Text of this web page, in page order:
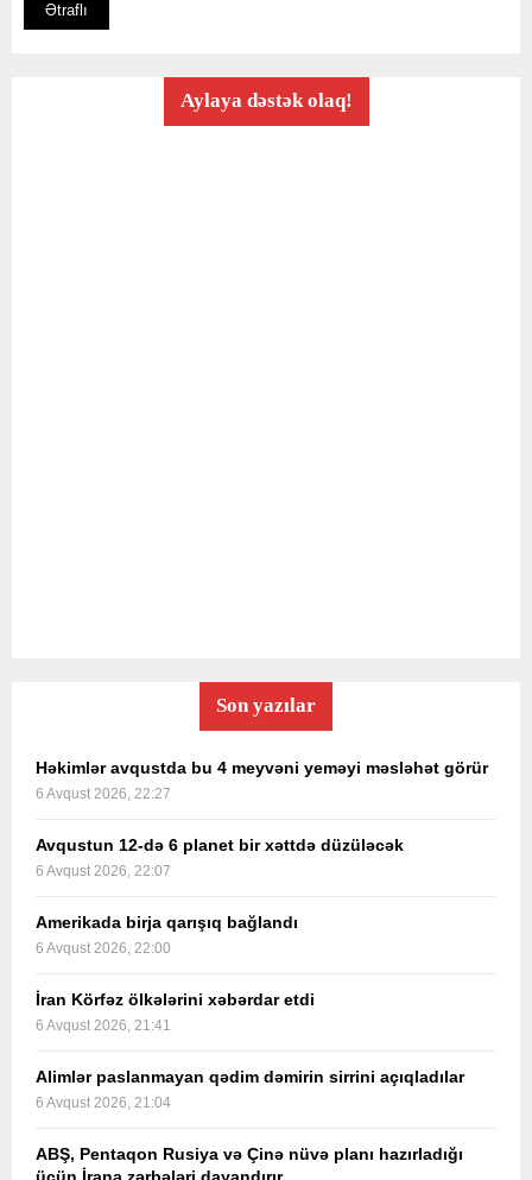
Ətraflı
Aylaya dəstək olaq!
Son yazılar
Həkimlər avqustda bu 4 meyvəni yeməyi məsləhət görür
6 Avqust 2026, 22:27
Avqustun 12-də 6 planet bir xəttdə düzüləcək
6 Avqust 2026, 22:07
Amerikada birja qarışıq bağlandı
6 Avqust 2026, 22:00
İran Körfəz ölkələrini xəbərdar etdi
6 Avqust 2026, 21:41
Alimlər paslanmayan qədim dəmirin sirrini açıqladılar
6 Avqust 2026, 21:04
ABŞ, Pentaqon Rusiya və Çinə nüvə planı hazırladığı